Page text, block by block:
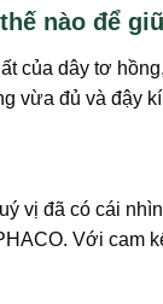
nào để
của dây tơ
vừa đủ và đậy
vị đã có cái
Với cam